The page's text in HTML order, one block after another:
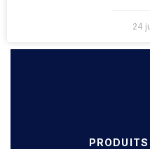
24
PRODUITS